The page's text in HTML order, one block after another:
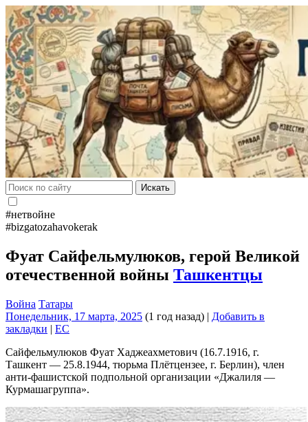
Искать
#нетвойне
#bizgatozahavokerak
Фуат Сайфельмулюков, герой Великой
отечественной войны Ташкентцы
Война Татары
Понедельник, 17 марта, 2025 (1 год назад) | Добавить в
закладки | EC
Сайфельмулюков Фуат Хаджеахметович (16.7.1916, г.
Ташкент — 25.8.1944, тюрьма Плётцензее, г. Берлин), член
анти-фашистской подпольной организации «Джалиля —
Курмашагруппа».